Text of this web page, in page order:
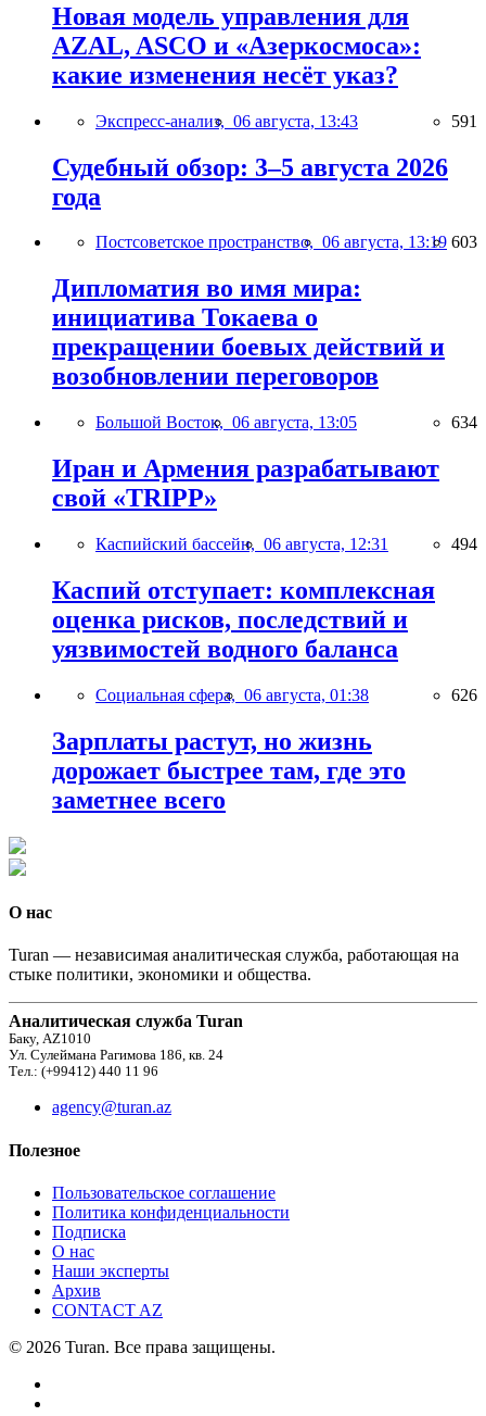
Новая модель управления для
AZAL, ASCO и «Азеркосмоса»:
какие изменения несёт указ?
Экспресс-анализ, 06 августа, 13:43 591
Судебный обзор: 3–5 августа 2026
года
Постсоветское пространство, 06 августа, 13:19 603
Дипломатия во имя мира:
инициатива Токаева о
прекращении боевых действий и
возобновлении переговоров
Большой Восток, 06 августа, 13:05 634
Иран и Армения разрабатывают
свой «TRIPP»
Каспийский бассейн, 06 августа, 12:31 494
Каспий отступает: комплексная
оценка рисков, последствий и
уязвимостей водного баланса
Социальная сфера, 06 августа, 01:38 626
Зарплаты растут, но жизнь
дорожает быстрее там, где это
заметнее всего
О нас
Turan — независимая аналитическая служба, работающая на
стыке политики, экономики и общества.
Аналитическая служба Turan
Баку, AZ1010
Ул. Сулеймана Рагимова 186, кв. 24
Тел.: (+99412) 440 11 96
agency@turan.az
Полезное
Пользовательское соглашение
Политика конфиденциальности
Подписка
О нас
Наши эксперты
Архив
CONTACT AZ
© 2026 Turan. Все права защищены.